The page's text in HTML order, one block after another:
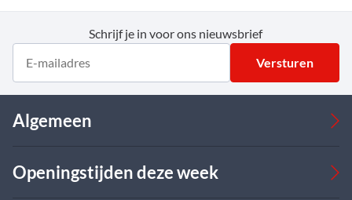
Schrijf je in voor ons nieuwsbrief
Versturen
Algemeen
Bedrijfswagens
Openingstijden deze week